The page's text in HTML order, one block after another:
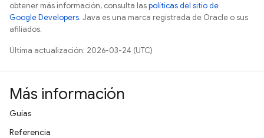
obtener más información, consulta laspolíticas del sitio de
Google Developers. Java es una marca registrada de Oracle o sus
afiliados.
Última actualización: 2026-03-24 (UTC)
Más información
Guías
Referencia